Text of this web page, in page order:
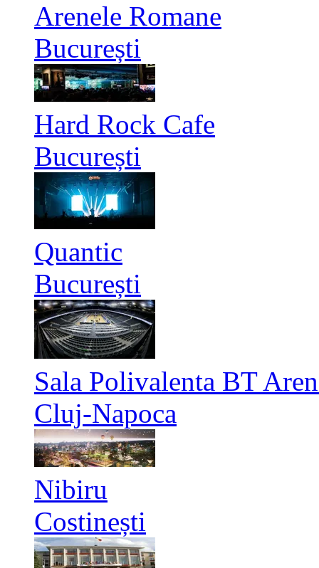
Arenele Romane
București
Hard Rock Cafe
București
Quantic
București
Sala Polivalenta BT
Cluj-Napoca
Nibiru
Costinești